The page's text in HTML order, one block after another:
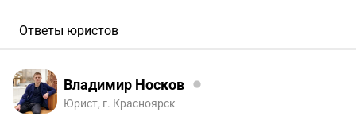
Ответы юристов
Владимир Носков
Юрист, г. Красноярск